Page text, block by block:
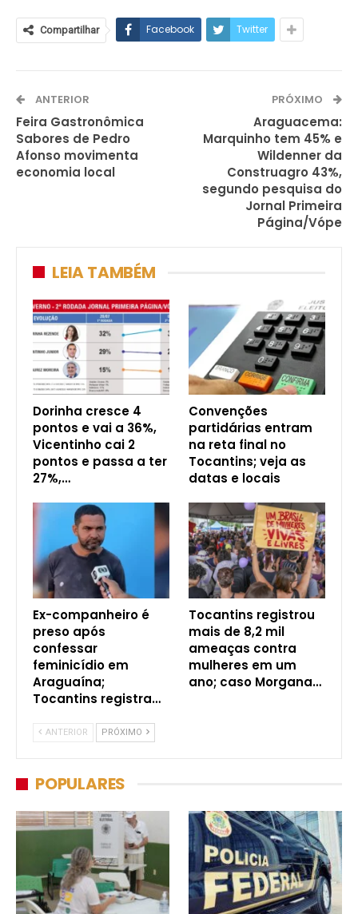
Compartilhar Facebook Twitter
ANTERIOR
Feira Gastronômica
Sabores de Pedro
Afonso movimenta
economia local
PRÓXIMO
Araguacema:
Marquinho tem 45% e
Wildenner da
Construagro 43%,
segundo pesquisa do
Jornal Primeira
Página/Vópe
LEIA TAMBÉM
Dorinha cresce 4
pontos e vai a 36%,
Vicentinho cai 2
pontos e passa a ter
27%,…
Convenções
partidárias entram
na reta final no
Tocantins; veja as
datas e locais
Ex-companheiro é
preso após
confessar
feminicídio em
Araguaína;
Tocantins registra…
Tocantins registrou
mais de 8,2 mil
ameaças contra
mulheres em um
ano; caso Morgana…
ANTERIOR PRÓXIMO
POPULARES